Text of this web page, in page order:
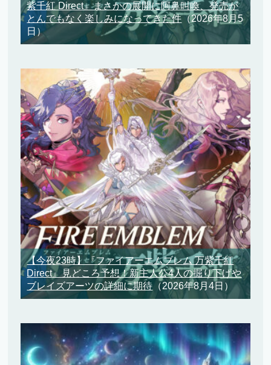
紫千紅 Direct』まさかの展開に阿鼻叫喚、発売が
とんでもなく楽しみになってきた件（2026年8月5
日）
【今夜23時】『ファイアーエムブレム 万紫千紅
Direct』見どころ予想！新主人公4人の掘り下げや
ブレイズアーツの詳細に期待 （2026年8月4日）